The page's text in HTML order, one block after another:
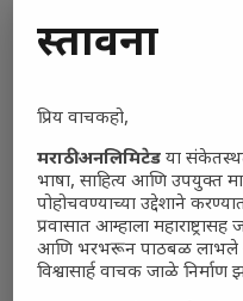
प्रस्तावना
प्रिय वाचकहो,
मराठी अनलिमिटेड या
भाषा, साहित्य आणि उपयुक्त
पोहोचवण्याच्या उद्देशाने
प्रवासात आम्हाला
आणि भरभरून पाठबळ
विश्वासार्ह वाचक जाळे